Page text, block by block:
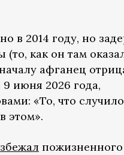
в 2014 году, но
как он там
афганец
9 июня 2026 года,
«То, что
этом».
пожизненного